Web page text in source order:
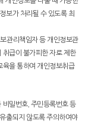
보가 처리될 수 있도록 최
관리책임자 등 개인정보관
취급이 불가피한 자로 제한
육을 통하여 개인정보취급
밀번호, 주민등록번호 등
출되지 않도록 주의하여야